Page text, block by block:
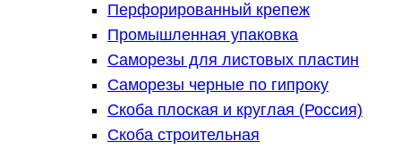
Перфорированный крепеж
Промышленная упаковка
Саморезы для листовых пластин
Саморезы черные по гипроку
Скоба плоская и круглая (Россия)
Скоба строительная